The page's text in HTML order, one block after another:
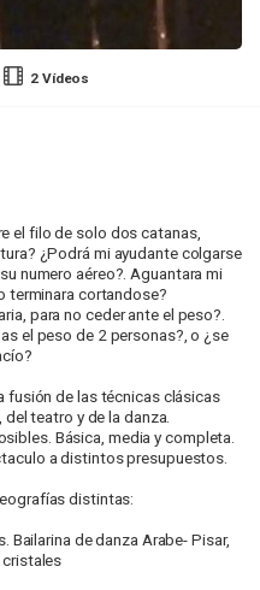
2 Vídeos
el filo de solo dos catanas,
¿Podrá mi ayudante colgarse
numero aéreo?. Aguantara mi
terminara cortandose?
para no ceder ante el peso?.
el peso de 2 personas?, o ¿se
fusión de las técnicas clásicas
teatro y de la danza.
Básica, media y completa.
a distintos presupuestos.
distintas:
Bailarina de danza Arabe- Pisar,